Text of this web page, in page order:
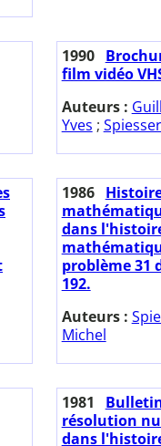
1990
film vidéo
Auteurs :
Yves ;
1986
dans
problème 31
192.
Auteurs :
Michel
1981
Bulletin
résolution
dans